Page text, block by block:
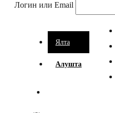
Логин или Email
Ялта
Алушта